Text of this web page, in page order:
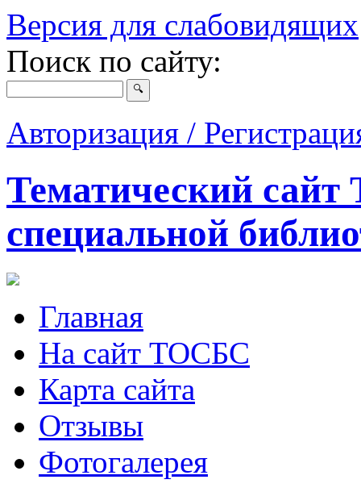
Версия для слабовидящих
Поиск по сайту:
Авторизация /
Тематический сайт
специальной
Главная
На сайт ТОСБС
Карта сайта
Отзывы
Фотогалерея